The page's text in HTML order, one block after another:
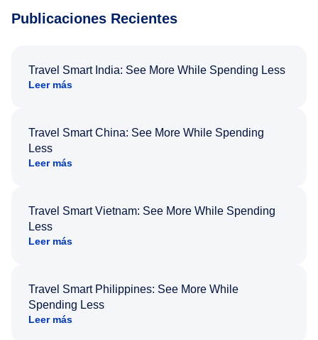
Publicaciones Recientes
Travel Smart India: See More While Spending Less
Leer más
Travel Smart China: See More While Spending
Less
Leer más
Travel Smart Vietnam: See More While Spending
Less
Leer más
Travel Smart Philippines: See More While
Spending Less
Leer más